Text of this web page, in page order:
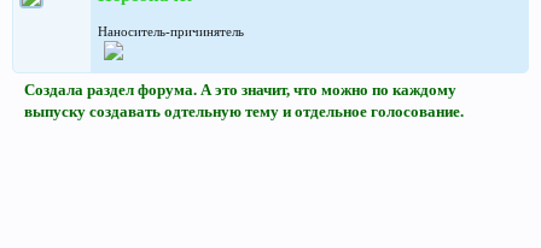
Наноситель-причинятель
Создала раздел форума. А это значит, что можно по каждому
выпуску создавать одтельную тему и отдельное голосование.